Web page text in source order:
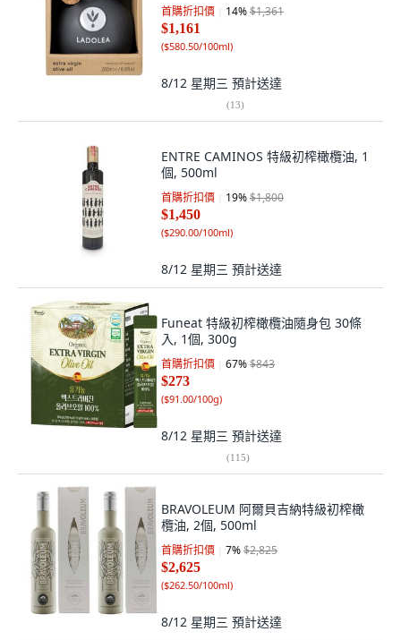
首購折扣價 14%$1,361
$1,161
($580.50/100ml)
8/12 星期三 預計送達
(13)
ENTRE CAMINOS 特級初榨橄欖油, 1
個, 500ml
首購折扣價 19%$1,800
$1,450
($290.00/100ml)
8/12 星期三 預計送達
Funeat 特級初榨橄欖油隨身包 30條
入, 1個, 300g
首購折扣價 67%$843
$273
($91.00/100g)
8/12 星期三 預計送達
(115)
BRAVOLEUM 阿爾貝吉納特級初榨橄
欖油, 2個, 500ml
首購折扣價 7%$2,825
$2,625
($262.50/100ml)
8/12 星期三 預計送達